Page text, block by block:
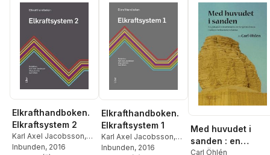
Elkrafthandboken.
Elkraftsystem 2
Karl Axel Jacobsson,
Stig Lidström,Carl
Inbunden, 2016
Elkrafthandboken.
Elkraftsystem 1
Karl Axel Jacobsson,
Stig Lidström,Carl
Inbunden, 2016
Med huvudet i
sanden : en
grävande
Carl Öhlén